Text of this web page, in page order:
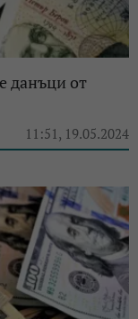
данъци от
11:51, 19.05.2024